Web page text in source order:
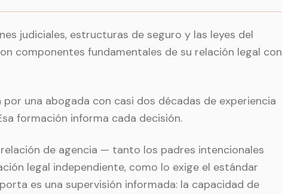
judiciales, estructuras de seguro y las leyes del
componentes fundamentales de su relación legal con
una abogada con casi dos décadas de experiencia
formación informa cada decisión.
de agencia — tanto los padres intencionales
legal independiente, como lo exige el estándar
es una supervisión informada: la capacidad de